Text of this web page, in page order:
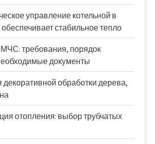
управление котельной в
стабильное тепло
требования, порядок
документы
обработки дерева,
отопления: выбор трубчатых